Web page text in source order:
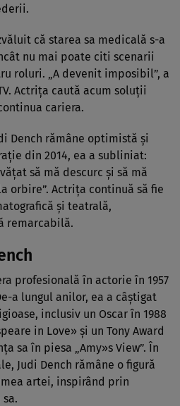
că starea sa medicală s-a
nu mai poate citi scenarii
roluri. „A devenit imposibil”, a
Actrița caută acum soluții
cariera.
Dench rămâne optimistă și
din 2014, ea a subliniat:
să mă descurc și să mă
orbire”. Actrița continuă să fie
și teatrală,
remarcabilă.
profesională în actorie în 1957
a lungul anilor, ea a câștigat
inclusiv un Oscar în 1988
in Love» și un Tony Award
sa în piesa „Amy»s View”. În
Judi Dench rămâne o figură
artei, inspirând prin